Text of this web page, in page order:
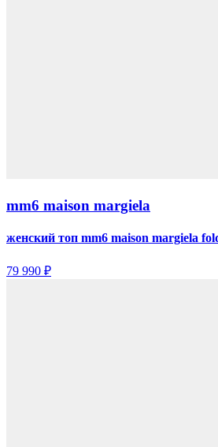
mm6 maison margiela
женский топ mm6 maison margiela
79 990 ₽